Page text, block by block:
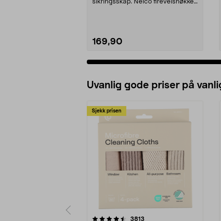
sikringsskap. Nelco fireveisnøkkel
169,90
Uvanlig gode priser på
Sjekk prisen
3813
4.5av 5 stjerner